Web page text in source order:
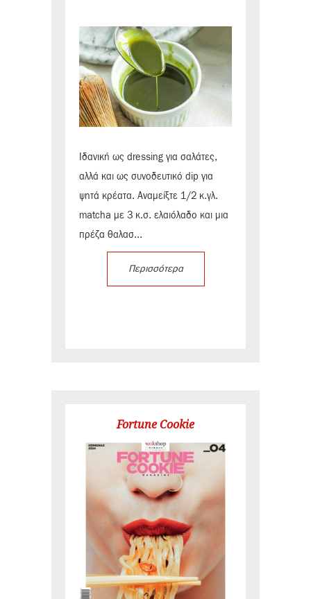
Ιδανική ως dressing για σαλάτες,
αλλά και ως συνοδευτικό dip για
ψητά κρέατα. Αναμείξτε 1/2 κ.γλ.
matcha με 3 κ.σ. ελαιόλαδο και μια
πρέζα θαλασ...
Περισσότερα
Fortune Cookie